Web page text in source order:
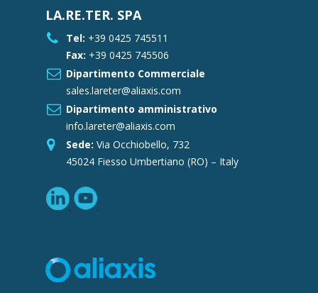
LA.RE.TER. SPA
Tel: +39 0425 745511
Fax: +39 0425 745506
Dipartimento Commerciale
sales.lareter@aliaxis.com
Dipartimento amministrativo
info.lareter@aliaxis.com
Sede: Via Occhiobello, 732
45024 Fiesso Umbertiano (RO) – Italy